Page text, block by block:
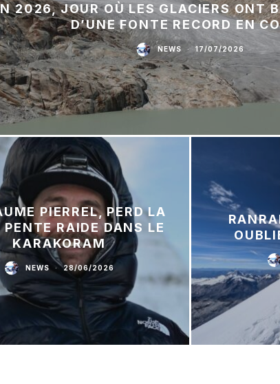
2026, JOUR OÙ LES GLACIERS ONT
D’UNE FONTE RECORD EN
NEWS · 17/07/2026
PIERREL, PERD LA
PENTE RAIDE DANS LE
KARAKORAM
NEWS · 28/06/2026